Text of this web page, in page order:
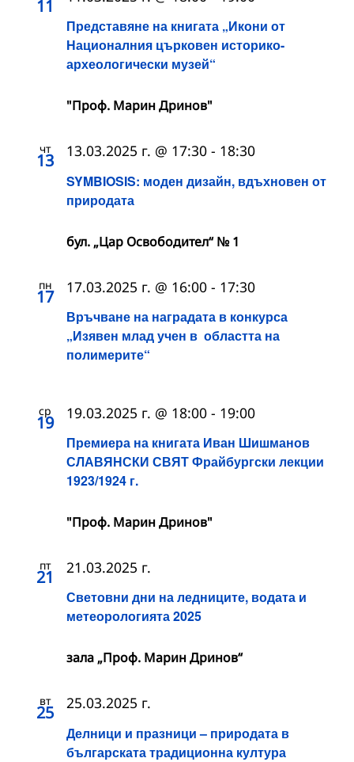
11
Представяне на книгата „Икони от
Националния църковен историко-
археологически музей“
"Проф. Марин Дринов"
чт
13
SYMBIOSIS: моден дизайн, вдъхновен от
природата
13.03.2025 г. @ 17:30 - 18:30
бул. „Цар Освободител“ № 1
пн
17
Връчване на наградата в конкурса
„Изявен млад учен в областта на
полимерите“
17.03.2025 г. @ 16:00 - 17:30
ср
19
Премиера на книгата Иван Шишманов
СЛАВЯНСКИ СВЯТ Фрайбургски лекции
1923/1924 г.
19.03.2025 г. @ 18:00 - 19:00
"Проф. Марин Дринов"
пт
21
Световни дни на ледниците, водата и
метеорологията 2025
21.03.2025 г.
зала „Проф. Марин Дринов“
вт
25
Делници и празници – природата в
българската традиционна култура
25.03.2025 г.